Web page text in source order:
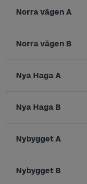
Norra vägen A
Norra vägen B
Nya Haga A
Nya Haga B
Nybygget A
Nybygget B